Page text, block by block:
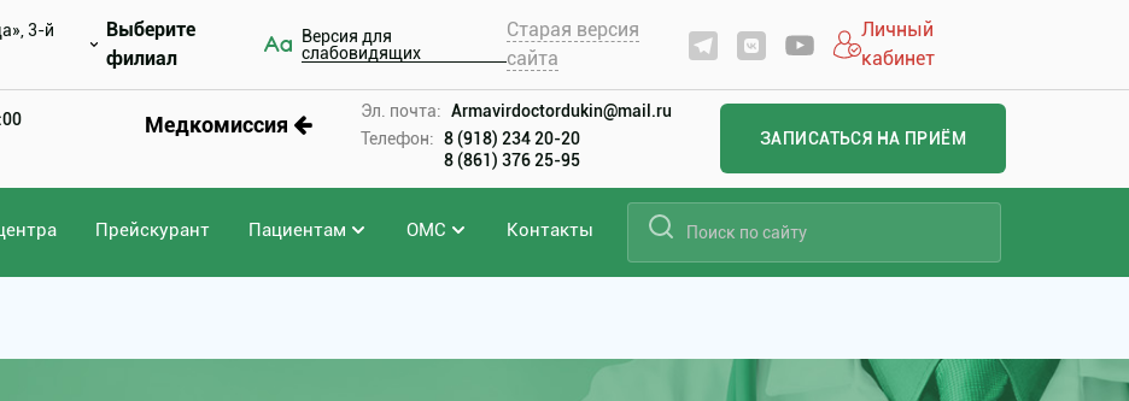
3-й
Выберите
филиал
Версия для
слабовидящих
Старая версия
сайта
Личный
кабинет
Медкомиссия
Эл. почта: Armavirdoctordukin@mail.ru
Телефон: 8 (918) 234 20-20
8 (861) 376 25-95
ЗАПИСАТЬСЯ НА ПРИЁМ
Прейскурант Пациентам ОМС Контакты